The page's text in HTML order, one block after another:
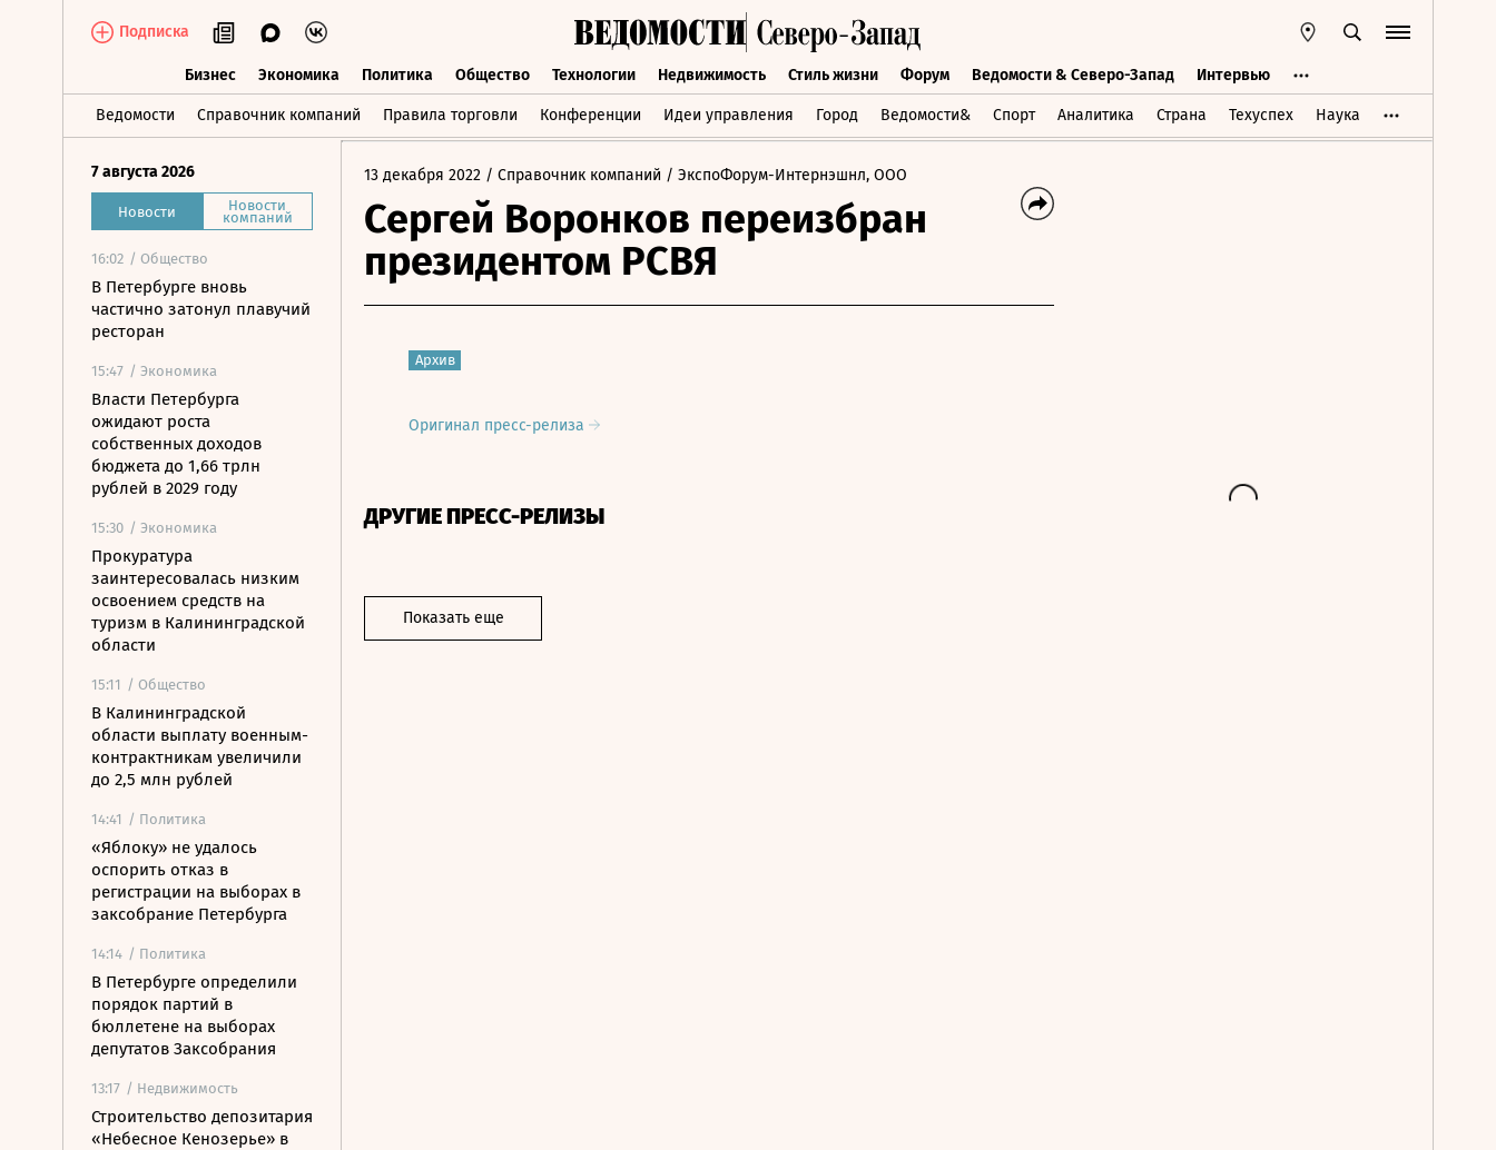
Подписка
Бизнес Экономика Политика Общество Технологии Недвижимость Стиль жизни Форум Ведомости & Северо-Запад Интервью
Ведомости Справочник компаний Правила торговли Конференции Идеи управления Город Ведомости& Спорт Аналитика Страна Техуспех Наука
Бизнес Экономика Политика Общество Технологии Недвижимость Стиль жизни Форум Ведомости & Северо-Запад Интервью
7 августа 2026
Новости Новости
компаний
16:02 / Общество
В Петербурге вновь
частично затонул плавучий
ресторан
15:47 / Экономика
Власти Петербурга
ожидают роста
собственных доходов
бюджета до 1,66 трлн
рублей в 2029 году
15:30 / Экономика
Прокуратура
заинтересовалась низким
освоением средств на
туризм в Калининградской
области
15:11 / Общество
В Калининградской
области выплату военным-
контрактникам увеличили
до 2,5 млн рублей
14:41 / Политика
«Яблоку» не удалось
оспорить отказ в
регистрации на выборах в
заксобрание Петербурга
14:14 / Политика
В Петербурге определили
порядок партий в
бюллетене на выборах
депутатов Заксобрания
13:17 / Недвижимость
Строительство депозитария
«Небесное Кенозерье» в
13 декабря 2022 / Справочник компаний / ЭкспоФорум-Интернэшнл, ООО
Сергей Воронков переизбран
президентом РСВЯ
Архив
Оригинал пресс-релиза
ДРУГИЕ ПРЕСС-РЕЛИЗЫ
Показать еще